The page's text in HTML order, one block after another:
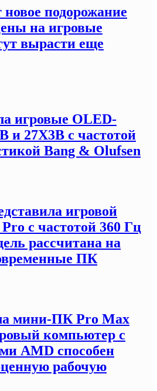
подорожание
на игровые
вырасти еще
игровые OLED-
и 27X3B с частотой
Bang & Olufsen
игровой
с частотой 360 Гц
рассчитана на
ПК
мини-ПК Pro Max
компьютер с
AMD способен
рабочую